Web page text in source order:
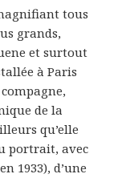
tous
grands,
et surtout
à Paris
de la
qu’elle
portrait, avec
1933), d’une